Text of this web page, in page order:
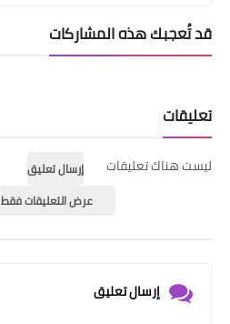
قد تُعجبك هذه المشاركات
تعليقات
ليست هناك تعليقات
إرسال تعليق
عرض التعليقات فقط
إرسال تعليق